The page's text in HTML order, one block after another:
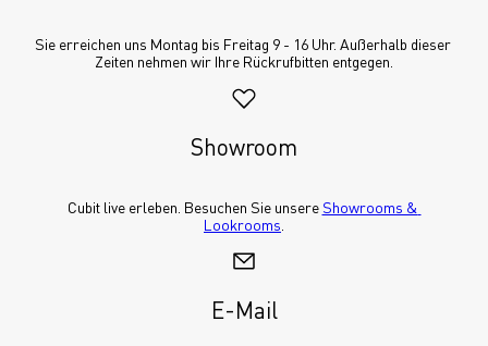
Sie erreichen uns Montag bis Freitag 9 - 16 Uhr. Außerhalb dieser
Zeiten nehmen wir Ihre Rückrufbitten entgegen.
Showroom
Cubit live erleben. Besuchen Sie unsere Showrooms &
Lookrooms
E-Mail